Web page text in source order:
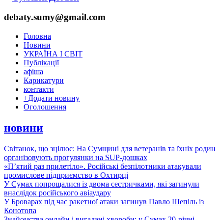
debaty.sumy@gmail.com
Головна
Новини
УКРАЇНА І СВІТ
Публікації
афіша
Карикатури
контакти
+Додати новину
Оголошення
новини
Світанок, що зцілює: На Сумщині для ветеранів та їхніх родин
організовують прогулянки на SUP-дошках
«П’ятий раз прилетіло». Російські безпілотники атакували
промислове підприємство в Охтирці
У Сумах попрощалися із двома сестричками, які загинули
внаслідок російського авіаудару
У Броварах під час ракетної атаки загинув Павло Шепіль із
Конотопа